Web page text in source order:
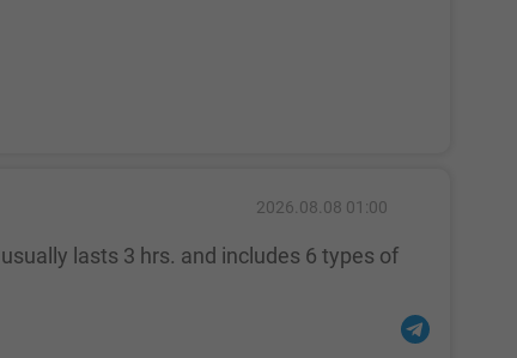
2026.08.08 01:00